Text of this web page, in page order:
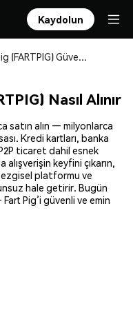
Kaydolun
Fart Pig (FARTPIG) Güvenle Satın Alın ve Saklayın
Nasıl Alınır
satın alın — milyonlarca
Kredi kartları, banka
ticaret dahil esnek
keyfini çıkarın,
platformu ve
hale getirir. Bugün
Pig’i güvenli ve emin